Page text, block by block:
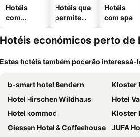
Hotéis
com
Hotéis que
permitem
Hotéis
com spa
Hotéis económicos perto de
Estes hotéis também poderão interessá-
b-smart hotel Bendern
Kloster
Hotel Hirschen Wildhaus
Hotel
Hotel kommod
Kloster
Giessen Hotel & Coffeehouse
JUFA